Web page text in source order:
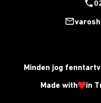
phone
mail_outline
Minden jog
Made with
in